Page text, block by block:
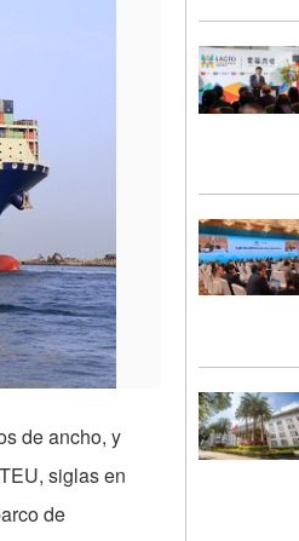
de ancho, y
siglas en
de